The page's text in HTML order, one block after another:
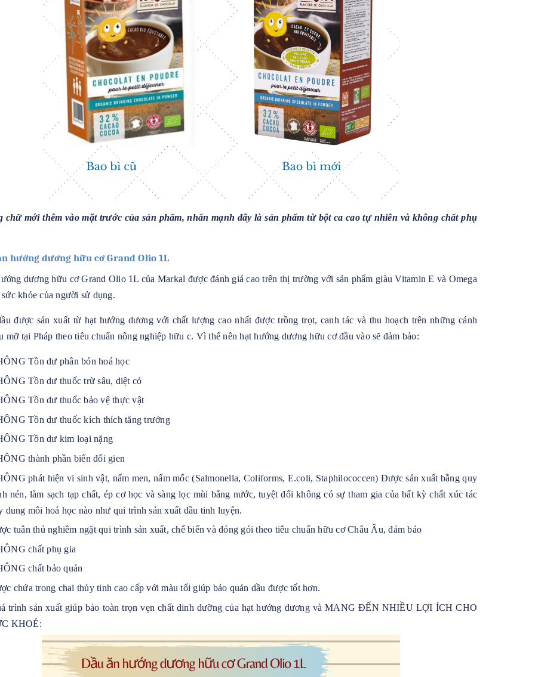
chữ mới thêm vào mặt trước của sản phẩm, nhấn mạnh đây là sản phẩm từ bột ca cao tự nhiên và không chất phụ
hướng dương hữu cơ Grand Olio 1L
dương hữu cơ Grand Olio 1L của Markal được đánh giá cao trên thị trường với sản phẩm giàu Vitamin E và Omega
khỏe của người sử dụng.
được sản xuất từ hạt hướng dương với chất lượng cao nhất được trồng trọt, canh tác và thu hoạch trên những cánh
mỡ tại Pháp theo tiêu chuẩn nông nghiệp hữu c. Vì thế nên hạt hướng dương hữu cơ đầu vào sẽ đảm bảo:
Tồn dư phân bón hoá học
Tồn dư thuốc trừ sâu, diệt cỏ
Tồn dư thuốc bảo vệ thực vật
Tồn dư thuốc kích thích tăng trưởng
Tồn dư kim loại nặng
thành phần biến đổi gien
phát hiện vi sinh vật, nấm men, nấm mốc (Salmonella, Coliforms, E.coli, Staphilococcen) Được sản xuất bằng quy
nén, làm sạch tạp chất, ép cơ học và sàng lọc mùi bằng nước, tuyệt đối không có sự tham gia của bất kỳ chất xúc tác
dung môi hoá học nào như qui trình sản xuất dầu tinh luyện.
tuân thủ nghiêm ngặt qui trình sản xuất, chế biến và đóng gói theo tiêu chuẩn hữu cơ Châu Âu, đảm bảo
chất phụ gia
chất bảo quản
chứa trong chai thủy tinh cao cấp với màu tối giúp bảo quản dầu được tốt hơn.
trình sản xuất giúp bảo toàn trọn vẹn chất dinh dưỡng của hạt hướng dương và MANG ĐẾN NHIỀU LỢI ÍCH CHO
KHOẺ: